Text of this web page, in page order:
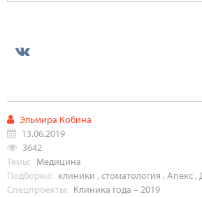
Эльмира Кобина
13.06.2019
3642
Темы: Медицина
Подборки: клиники ,стоматология ,Апекс,
Спецпроекты: Клиника года – 2019